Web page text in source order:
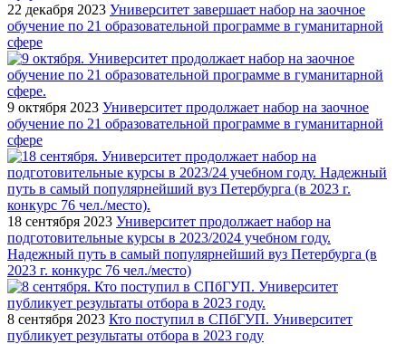
22 декабря 2023 Университет завершает набор на заочное
обучение по 21 образовательной программе в гуманитарной
сфере
9 октября 2023 Университет продолжает набор на заочное
обучение по 21 образовательной программе в гуманитарной
сфере
18 сентября 2023 Университет продолжает набор на
подготовительные курсы в 2023/2024 учебном году.
Надежный путь в самый популярнейший вуз Петербурга (в
2023 г. конкурс 76 чел./место)
8 сентября 2023 Кто поступил в СПбГУП. Университет
публикует результаты отбора в 2023 году